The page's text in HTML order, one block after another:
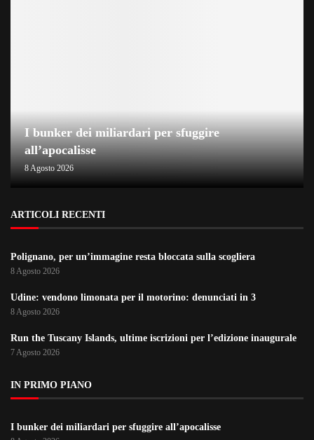
I bunker dei miliardari per sfuggire
all’apocalisse
8 Agosto 2026
ARTICOLI RECENTI
Polignano, per un’immagine resta bloccata sulla scogliera
8 Agosto 2026
Udine: vendono limonata per il motorino: denunciati in 3
8 Agosto 2026
Run the Tuscany Islands, ultime iscrizioni per l’edizione inaugurale
7 Agosto 2026
IN PRIMO PIANO
I bunker dei miliardari per sfuggire all’apocalisse